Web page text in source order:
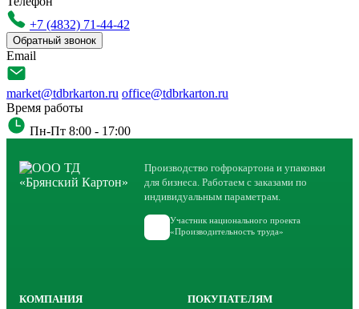
+7 (4832) 71-44-42
Обратный звонок
Email
market@tdbrkarton.ru office@tdbrkarton.ru
Время работы
Пн-Пт 8:00 - 17:00
Производство гофрокартона и упаковки
для бизнеса. Работаем с заказами по
индивидуальным параметрам.
Участник национального проекта
«Производительность труда»
КОМПАНИЯ
ПОКУПАТЕЛЯМ